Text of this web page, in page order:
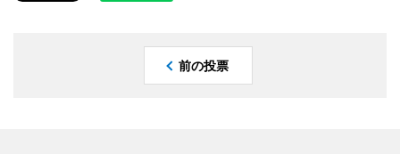
前の投票